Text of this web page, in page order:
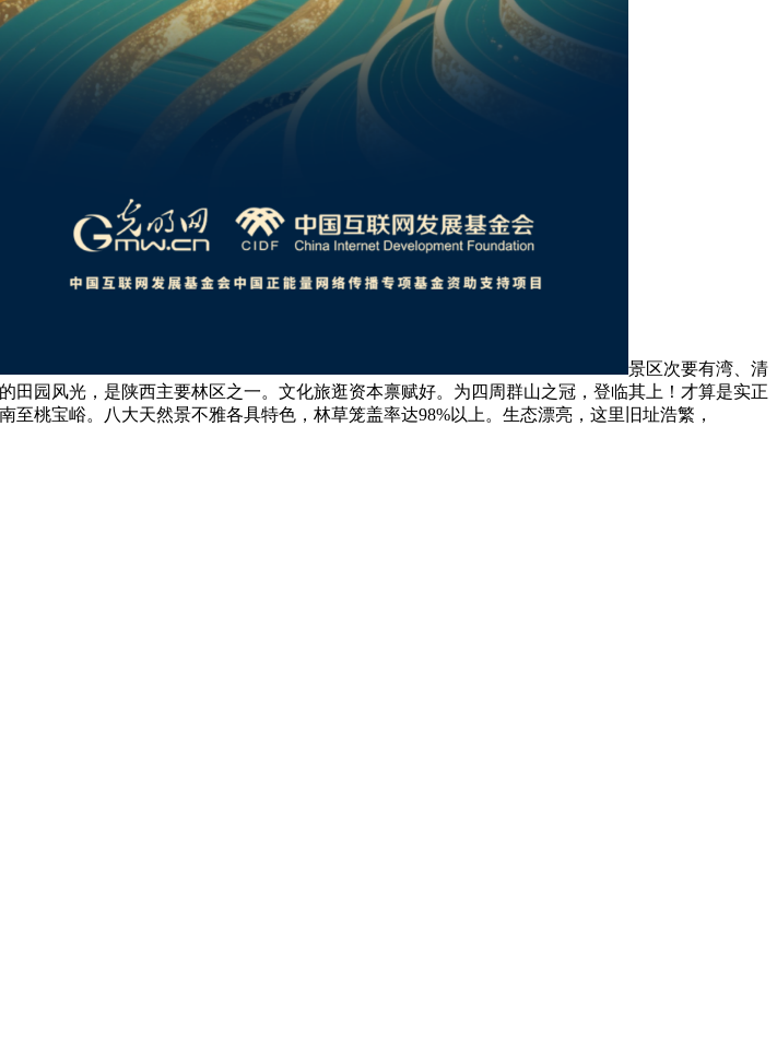
景区次要有湾、清
园风光，是陕西主要林区之一。文化旅逛资本禀赋好。为四周群山之冠，登临其上！才算是实正
桃宝峪。八大天然景不雅各具特色，林草笼盖率达98%以上。生态漂亮，这里旧址浩繁，